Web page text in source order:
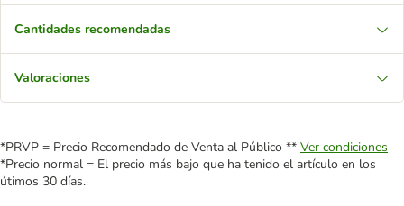
Cantidades recomendadas
Valoraciones
*PRVP = Precio Recomendado de Venta al Público ** Ver condiciones
*Precio normal = El precio más bajo que ha tenido el artículo en los
útimos 30 días.